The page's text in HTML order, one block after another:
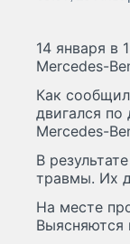
14 января в
Mercedes-
Как
двигался
Mercedes-
В
травмы. Их
На месте
Выясняются